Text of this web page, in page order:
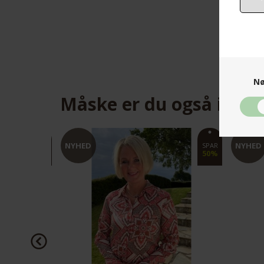
Måske er du også
NYHED SPAR
30%
NYHED